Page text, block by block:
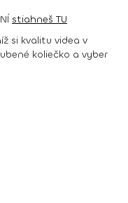
stiahneš TU
si kvalitu videa v
koliečko a vyber